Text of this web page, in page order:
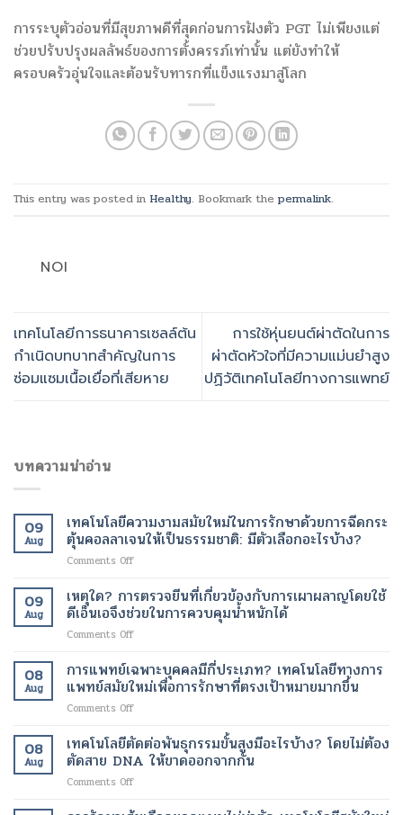
การระบุตัวอ่อนที่มีสุขภาพดีที่สุดก่อนการฝังตัว PGT ไม่เพียงแต่
ช่วยปรับปรุงผลลัพธ์ของการตั้งครรภ์เท่านั้น แต่ยังทำให้
ครอบครัวอุ่นใจและต้อนรับทารกที่แข็งแรงมาสู่โลก
This entry was posted in Healthy. Bookmark the permalink.
NOI
เทคโนโลยีการธนาคารเซลล์ต้น
กำเนิดบทบาทสำคัญในการ
ซ่อมแซมเนื้อเยื่อที่เสียหาย
การใช้หุ่นยนต์ผ่าตัดในการ
ผ่าตัดหัวใจที่มีความแม่นยำสูง
ปฏิวัติเทคโนโลยีทางการแพทย์
บทความน่าอ่าน
09
Aug
เทคโนโลยีความงามสมัยใหม่ในการรักษาด้วยการฉีดกระ
ตุ้นคอลลาเจนให้เป็นธรรมชาติ: มีตัวเลือกอะไรบ้าง?
Comments Offon
ความ
งาม
สมัย
ใหม่
การ
รักษา
กระ
ตุ้น
09
Aug
เหตุใด? การตรวจยีนที่เกี่ยวข้องกับการเผาผลาญโดยใช้
ดีเอ็นเอจึงช่วยในการควบคุมน้ำหนักได้
Comments Offon
ใด?
การ
ตรวจ
ยีน
เกี่ยวข้อง
กับ
08
Aug
การแพทย์เฉพาะบุคคลมีกี่ประเภท? เทคโนโลยีทางการ
แพทย์สมัยใหม่เพื่อการรักษาที่ตรงเป้าหมายมากขึ้น
Comments Offon
แพทย์
เฉพาะ
บุคคล
มี
08
Aug
เทคโนโลยีตัดต่อพันธุกรรมขั้นสูงมีอะไรบ้าง? โดยไม่ต้อง
ตัดสาย DNA ให้ขาดออกจากกัน
Comments Offon
ตัด